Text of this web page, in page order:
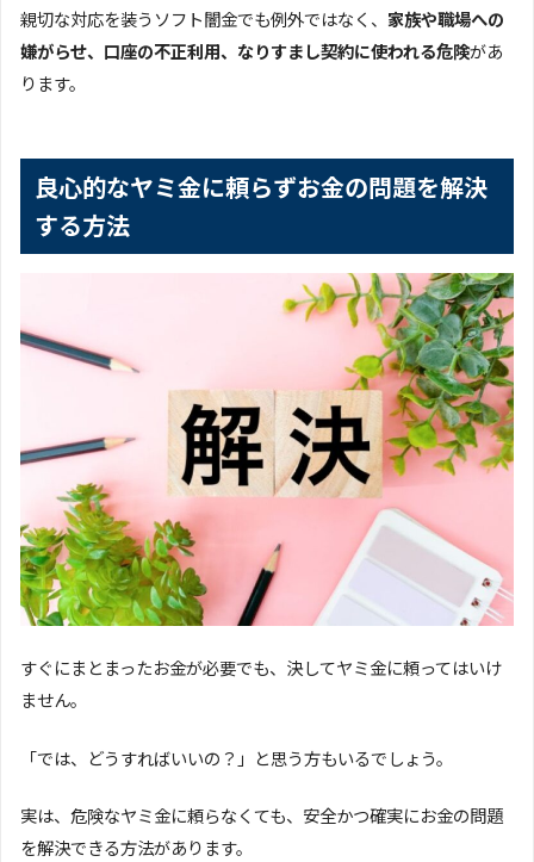
親切な対応を装うソフト闇金でも例外ではなく、 家族や職場への
嫌がらせ、口座の不正利用、なりすまし契約に使われる危険があ
ります。
良心的なヤミ金に頼らずお金の問題を解決
する方法
すぐにまとまったお金が必要でも、決してヤミ金に頼ってはいけ
ません。
「では、どうすればいいの？」と思う方もいるでしょう。
実は、危険なヤミ金に頼らなくても、安全かつ確実にお金の問題
を解決できる方法があります。